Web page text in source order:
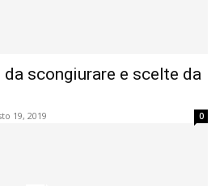
scongiurare e scelte da
19, 2019 0